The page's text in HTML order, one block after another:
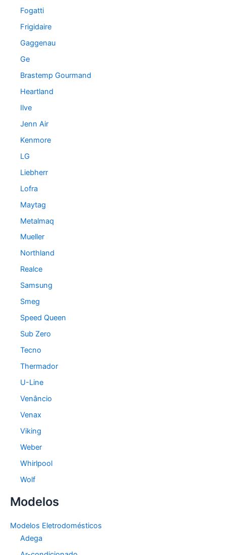
Fogatti
Frigidaire
Gaggenau
Ge
Brastemp Gourmand
Heartland
Ilve
Jenn Air
Kenmore
LG
Liebherr
Lofra
Maytag
Metalmaq
Mueller
Northland
Realce
Samsung
Smeg
Speed Queen
Sub Zero
Tecno
Thermador
U-Line
Venâncio
Venax
Viking
Weber
Whirlpool
Wolf
Modelos
Modelos Eletrodomésticos
Adega